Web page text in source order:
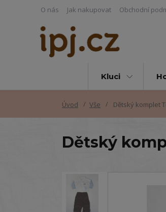
O nás Jak nakupovat Obchodní
Kluci
Úvod Vše Dětský komplet
Dětský